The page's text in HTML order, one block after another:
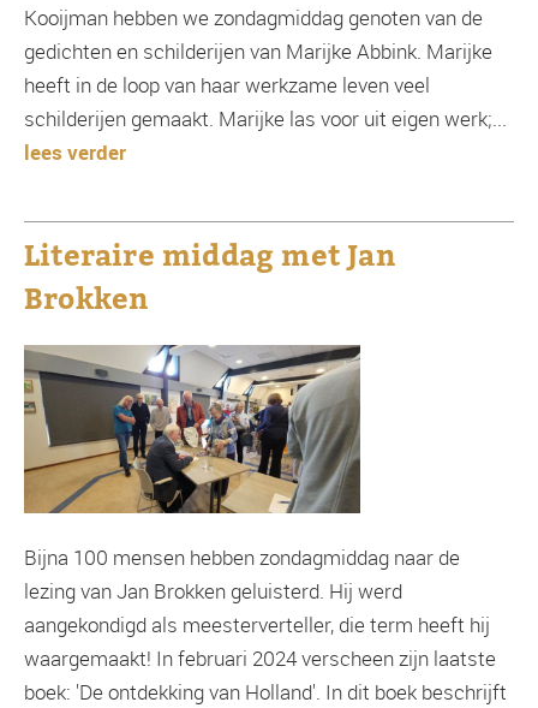
Kooijman hebben we zondagmiddag genoten van de
gedichten en schilderijen van Marijke Abbink. Marijke
heeft in de loop van haar werkzame leven veel
schilderijen gemaakt. Marijke las voor uit eigen werk;...
lees verder
Literaire middag met Jan
Brokken
Bijna 100 mensen hebben zondagmiddag naar de
lezing van Jan Brokken geluisterd. Hij werd
aangekondigd als meesterverteller, die term heeft hij
waargemaakt! In februari 2024 verscheen zijn laatste
boek: 'De ontdekking van Holland'. In dit boek beschrijft